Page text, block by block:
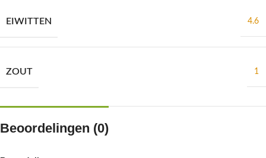
EIWITTEN 4.6
ZOUT 1
Beoordelingen (0)